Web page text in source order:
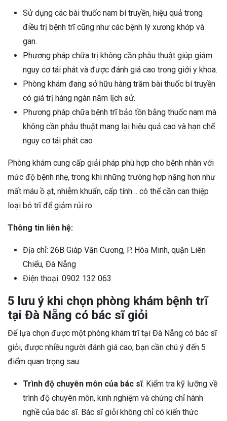
Sử dụng các bài thuốc nam bí truyền, hiệu quả trong
điều trị bệnh trĩ cũng như các bệnh lý xương khớp và
gan.
Phương pháp chữa trị không cần phẫu thuật giúp giảm
nguy cơ tái phát và được đánh giá cao trong giới y khoa.
Phòng khám đang sở hữu hàng trăm bài thuốc bí truyền
có giá trị hàng ngàn năm lịch sử.
Phương pháp chữa bệnh trĩ bảo tồn bằng thuốc nam mà
không cần phẫu thuật mang lại hiệu quả cao và hạn chế
nguy cơ tái phát cao
Phòng khám cung cấp giải pháp phù hợp cho bệnh nhân với
mức độ bệnh nhẹ, trong khi những trường hợp nặng hơn như
mất máu ồ ạt, nhiễm khuẩn, cấp tính… có thể cần can thiệp
loại bỏ trĩ để giảm rủi ro.
Thông tin liên hệ:
Địa chỉ: 26B Giáp Văn Cương, P. Hòa Minh, quận Liên
Chiểu, Đà Nẵng
Điện thoại: 0902 132 063
5 lưu ý khi chọn phòng khám bệnh trĩ
tại Đà Nẵng có bác sĩ giỏi
Để lựa chọn được một phòng khám trĩ tại Đà Nẵng có bác sĩ
giỏi, được nhiều người đánh giá cao, bạn cần chú ý đến 5
điểm quan trọng sau:
Trình độ chuyên môn của bác sĩ: Kiểm tra kỹ lưỡng về
trình độ chuyên môn, kinh nghiệm và chứng chỉ hành
nghề của bác sĩ. Bác sĩ giỏi không chỉ có kiến thức